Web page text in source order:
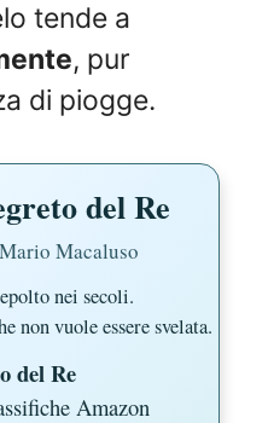
tende a
, pur
di piogge.
del Re
Macaluso
nei secoli.
non vuole essere svelata.
del Re
Amazon